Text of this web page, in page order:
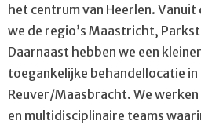
het centrum van Heerlen.
we de regio’s Maastricht,
Daarnaast hebben we een
toegankelijke behandellocatie in
Reuver/Maasbracht. We
en multidisciplinaire teams